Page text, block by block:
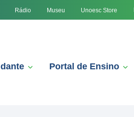
Rádio Museu Unoesc Store
Portal de Ensino